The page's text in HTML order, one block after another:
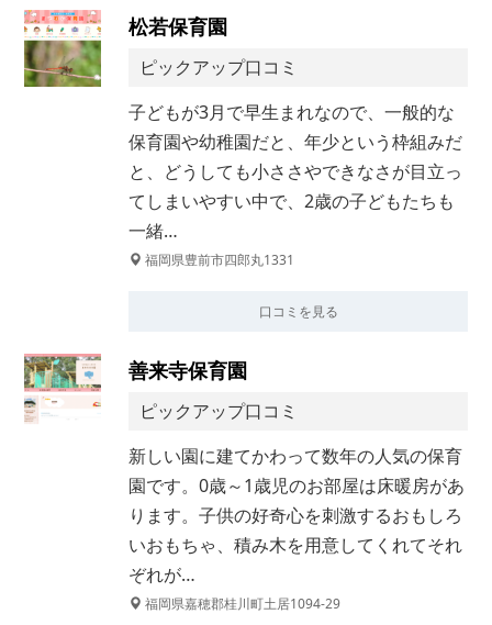
松若保育園
ピックアップ口コミ
子どもが3月で早生まれなので、一般的な
保育園や幼稚園だと、年少という枠組みだ
と、どうしても小ささやできなさが目立っ
てしまいやすい中で、2歳の子どもたちも
一緒…
福岡県豊前市四郎丸1331
口コミを見る
善来寺保育園
ピックアップ口コミ
新しい園に建てかわって数年の人気の保育
園です。0歳～1歳児のお部屋は床暖房があ
ります。子供の好奇心を刺激するおもしろ
いおもちゃ、積み木を用意してくれてそれ
ぞれが…
福岡県嘉穂郡桂川町土居1094-29